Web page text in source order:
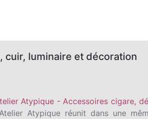
cuir, luminaire et décoration
Atypique - Accessoires cigare,
Atypique réunit dans une